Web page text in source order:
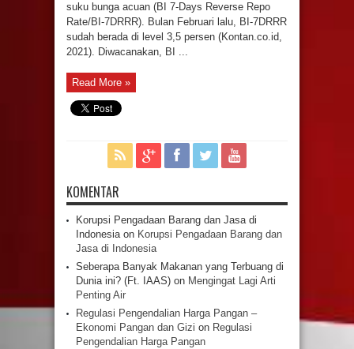
suku bunga acuan (BI 7-Days Reverse Repo
Rate/BI-7DRRR). Bulan Februari lalu, BI-7DRRR
sudah berada di level 3,5 persen (Kontan.co.id,
2021). Diwacanakan, BI ...
Read More »
KOMENTAR
Korupsi Pengadaan Barang dan Jasa di
Indonesiaon Korupsi Pengadaan Barang dan
Jasa di Indonesia
Seberapa Banyak Makanan yang Terbuang di
Dunia ini? (Ft. IAAS) on Mengingat Lagi Arti
Penting Air
Regulasi Pengendalian Harga Pangan –
Ekonomi Pangan dan Gizi on Regulasi
Pengendalian Harga Pangan